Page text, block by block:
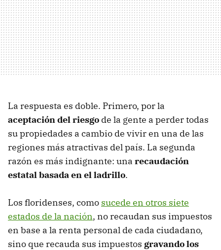
La respuesta es doble. Primero, por la
aceptación del riesgo de la gente a perder todas
su propiedades a cambio de vivir en una de las
regiones más atractivas del país. La segunda
razón es más indignante: una recaudación
estatal basada en el ladrillo.
Los floridenses, como sucede en otros siete
estados de la nación, no recaudan sus impuestos
en base a la renta personal de cada ciudadano,
sino que recauda sus impuestos gravando los